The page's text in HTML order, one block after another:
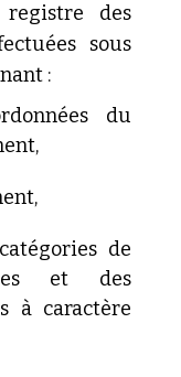
des
sous
:
du
de
et des
à caractère